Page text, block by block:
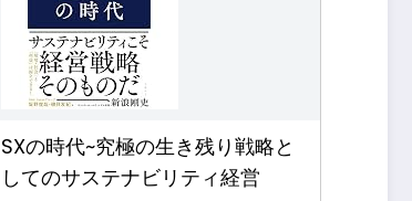
SXの時代~究極の生き残り戦略と
してのサステナビリティ経営